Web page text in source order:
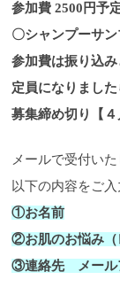
参加費 2500円予
〇シャンプーサン
参加費は振り込み
定員になりました
募集締め切り【４
メールで受付いた
以下の内容をご入
①お名前
②お肌のお悩み（
③連絡先 メール